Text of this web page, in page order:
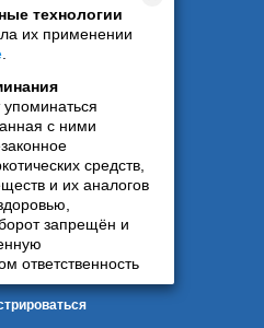
технологии
их применении
упоминаться
с ними
средств,
и их аналогов
запрещён и
ответственность